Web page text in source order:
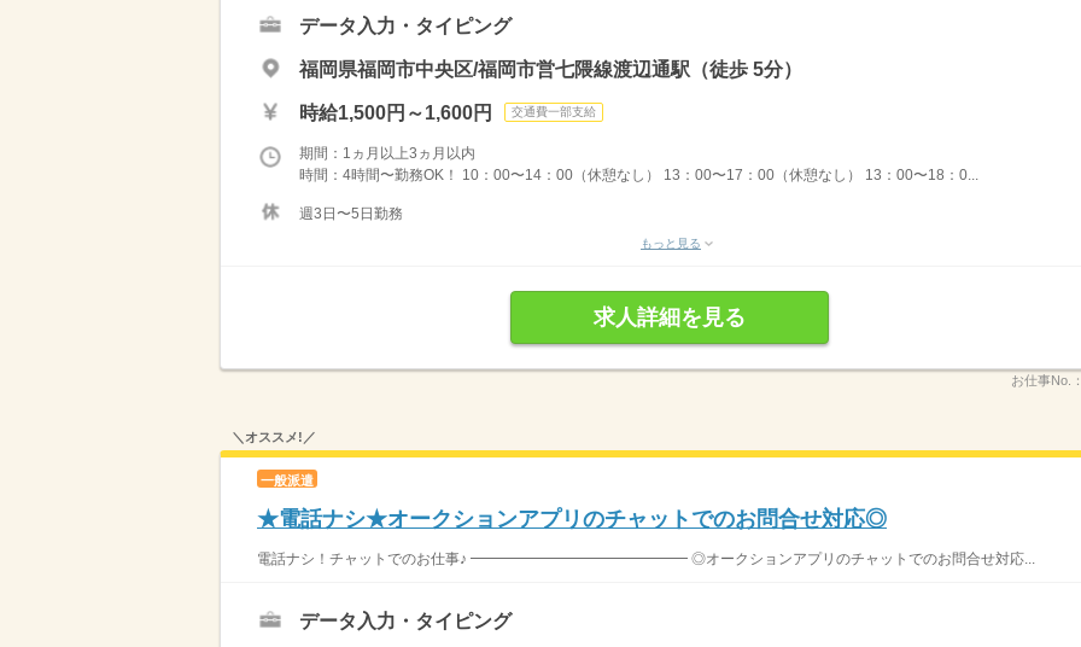
データ入力・タイピング
福岡県福岡市中央区/福岡市営七隈線渡辺通駅（徒歩 5分）
時給1,500円～1,600円 交通費一部支給
期間：1ヵ月以上3ヵ月以内
時間：4時間〜勤務OK！ 10：00〜14：00（休憩なし） 13：00〜17：00（休憩なし） 13：00〜18：0...
週3日〜5日勤務
もっと見る
求人詳細を見る
お仕事No.：
＼オススメ!／
一般派遣
★電話ナシ★オークションアプリのチャットでのお問合せ対応◎
電話ナシ！チャットでのお仕事♪ ━━━━━━━━━━━━━━━ ◎オークションアプリのチャットでのお問合せ対応...
データ入力・タイピング